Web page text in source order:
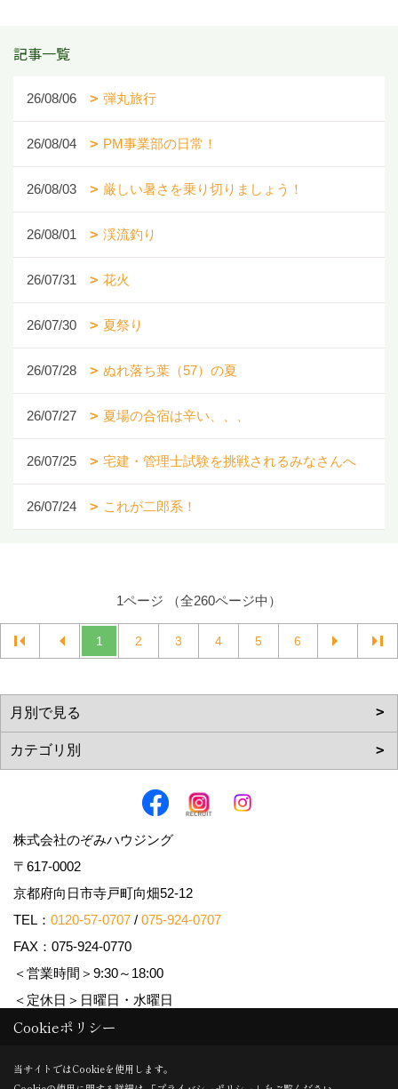
記事一覧
26/08/06 弾丸旅行
26/08/04 PM事業部の日常！
26/08/03 厳しい暑さを乗り切りましょう！
26/08/01 渓流釣り
26/07/31 花火
26/07/30 夏祭り
26/07/28 ぬれ落ち葉（57）の夏
26/07/27 夏場の合宿は辛い、、、
26/07/25 宅建・管理士試験を挑戦されるみなさんへ
26/07/24 これが二郎系！
1ページ （全260ページ中）
1 2 3 4 5 6
株式会社のぞみハウジング
〒617-0002
京都府向日市寺戸町向畑52-12
TEL： 0120-57-0707 / 075-924-0707
FAX：075-924-0770
＜営業時間＞9:30～18:00
＜定休日＞日曜日・水曜日
Copyright (c) Nozomi Housing. All Rights Reserved.
Cookieポリシー
当サイトではCookieを使用します。